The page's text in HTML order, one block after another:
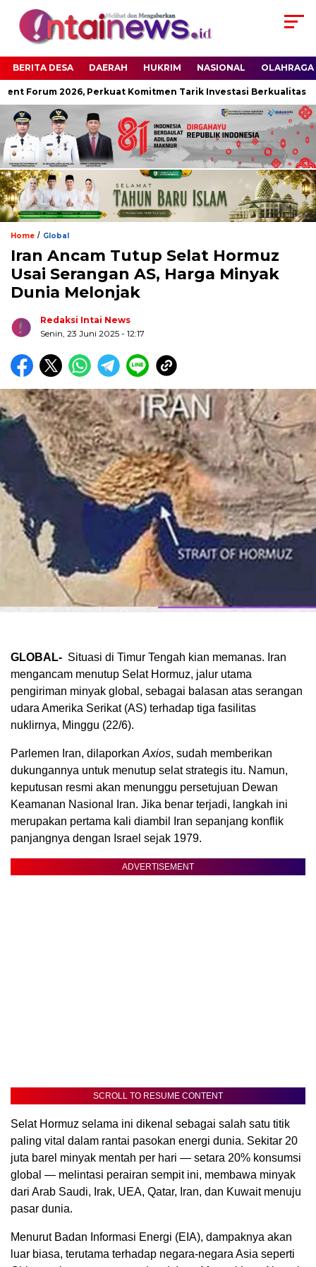
BERITA DESA DAERAH HUKRIM NASIONAL OLAHRAGA
Forum 2026, Perkuat Komitmen Tarik Investasi Berkualitas
Home / Global
Iran Ancam Tutup Selat Hormuz
Usai Serangan AS, Harga Minyak
Dunia Melonjak
Redaksi Intai News
Senin, 23 Juni 2025 - 12:17
GLOBAL- Situasi di Timur Tengah kian memanas. Iran
mengancam menutup Selat Hormuz, jalur utama
pengiriman minyak global, sebagai balasan atas serangan
udara Amerika Serikat (AS) terhadap tiga fasilitas
nuklirnya, Minggu (22/6).
Parlemen Iran, dilaporkan Axios, sudah memberikan
dukungannya untuk menutup selat strategis itu. Namun,
keputusan resmi akan menunggu persetujuan Dewan
Keamanan Nasional Iran. Jika benar terjadi, langkah ini
merupakan pertama kali diambil Iran sepanjang konflik
panjangnya dengan Israel sejak 1979.
ADVERTISEMENT
Biru Kuning Geometris Modern Rekrutmen Staf
Kantor Poster Horizontal
SCROLL TO RESUME CONTENT
Selat Hormuz selama ini dikenal sebagai salah satu titik
paling vital dalam rantai pasokan energi dunia. Sekitar 20
juta barel minyak mentah per hari — setara 20% konsumsi
global — melintasi perairan sempit ini, membawa minyak
dari Arab Saudi, Irak, UEA, Qatar, Iran, dan Kuwait menuju
pasar dunia.
Menurut Badan Informasi Energi (EIA), dampaknya akan
luar biasa, terutama terhadap negara-negara Asia seperti